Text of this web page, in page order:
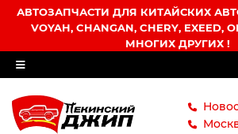
АВТОЗАПЧАСТИ ДЛЯ КИТАЙСКИХ АВТО
VOYAH, CHANGAN, CHERY, EXEED,
МНОГИХ ДРУГИХ !